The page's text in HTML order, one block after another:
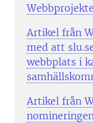
Artikel från
med att
webbplats i
Artikel från